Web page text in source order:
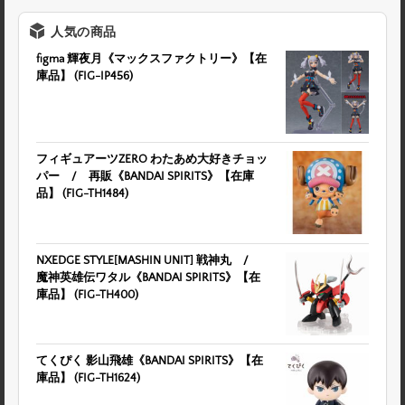
人気の商品
figma 輝夜月《マックスファクトリー》【在
庫品】 (FIG-IP456)
フィギュアーツZERO わたあめ大好きチョッ
パー / 再販《BANDAI SPIRITS》【在庫
品】 (FIG-TH1484)
NXEDGE STYLE[MASHIN UNIT] 戦神丸 /
魔神英雄伝ワタル《BANDAI SPIRITS》【在
庫品】 (FIG-TH400)
てくぴく 影山飛雄《BANDAI SPIRITS》【在
庫品】 (FIG-TH1624)